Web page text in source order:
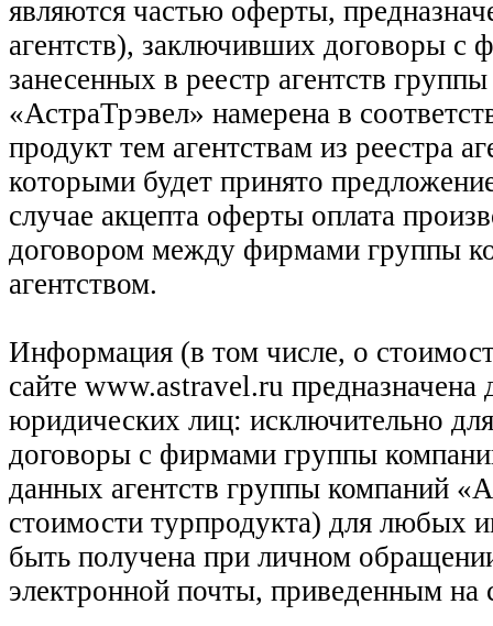
являются частью оферты,
агентств), заключивших договоры
занесенных в реестр агентств
«АстраТрэвел» намерена в
продукт тем агентствам из реестра
которыми будет принято
случае акцепта оферты оплата
договором между фирмами группы
агентством.
Информация (в том числе, о
сайте www.astravel.ru предназначена
юридических лиц: исключительно
договоры с фирмами группы
данных агентств группы компаний
стоимости турпродукта) для любых
быть получена при личном
электронной почты, приведенным на